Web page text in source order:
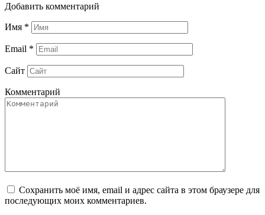
Добавить комментарий
Имя *
Email *
Сайт
Комментарий
Сохранить моё имя, email и адрес сайта в этом браузере для
последующих моих комментариев.